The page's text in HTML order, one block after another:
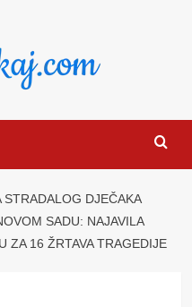
STRADALOG DJEČAKA
SADU: NAJAVILA
ZA 16 ŽRTAVA TRAGEDIJE